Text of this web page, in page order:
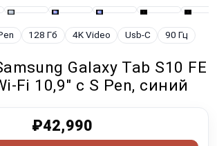
128 Гб 4K Video Usb-C 90 Гц
Galaxy Tab S10 FE
10,9" с S Pen, синий
₽42,990